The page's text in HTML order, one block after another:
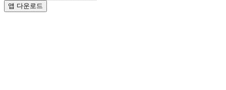
앱 다운로드